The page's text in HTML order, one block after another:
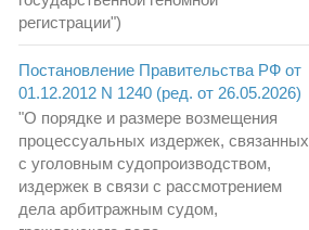
регистрации")
Постановление Правительства РФ от
01.12.2012 N 1240 (ред. от 26.05.2026)
"О порядке и размере возмещения
процессуальных издержек, связанных
с уголовным судопроизводством,
издержек в связи с рассмотрением
дела арбитражным судом,